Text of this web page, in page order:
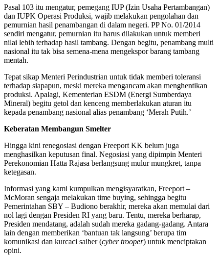
Pasal 103 itu mengatur, pemegang IUP (Izin Usaha Pertambangan)
dan IUPK Operasi Produksi, wajib melakukan pengolahan dan
pemurnian hasil penambangan di dalam negeri. PP No. 01/2014
sendiri mengatur, pemurnian itu harus dilakukan untuk memberi
nilai lebih terhadap hasil tambang. Dengan begitu, penambang multi
nasional itu tak bisa semena-mena mengekspor barang tambang
mentah.
Tepat sikap Menteri Perindustrian untuk tidak memberi toleransi
terhadap siapapun, meski mereka mengancam akan menghentikan
produksi. Apalagi, Kementerian ESDM (Energi Sumberdaya
Mineral) begitu getol dan kenceng memberlakukan aturan itu
kepada penambang nasional alias penambang ‘Merah Putih.’
Keberatan Membangun Smelter
Hingga kini renegosiasi dengan Freeport KK belum juga
menghasilkan keputusan final. Negosiasi yang dipimpin Menteri
Perekonomian Hatta Rajasa berlangsung mulur mungkret, tanpa
ketegasan.
Informasi yang kami kumpulkan mengisyaratkan, Freeport –
McMoran sengaja melakukan time buying, sehingga begitu
Pemerintahan SBY – Budiono berakhir, mereka akan memulai dari
nol lagi dengan Presiden RI yang baru. Tentu, mereka berharap,
Presiden mendatang, adalah sudah mereka gadang-gadang. Antara
lain dengan memberikan ‘bantuan tak langsung’ berupa tim
komunikasi dan kurcaci saiber (cyber trooper) untuk menciptakan
opini.